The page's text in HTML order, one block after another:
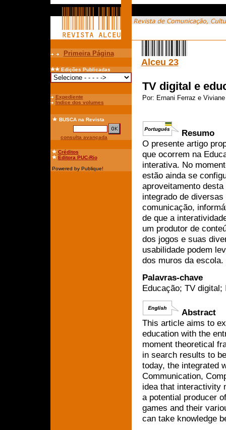
Primeira Página
Edições Publicadas
Expediente
Índice dos volumes
BUSCAna Revista
consulta avançada
Créditos
Editora PUC-Rio
Powered by Publique!
Alceu 23
TV digital e
Por: Ernani Ferraz e
Resumo
O presente artigo
que ocorrem na
interativa. No
estão ainda se
aproveitamento
integrado de
comunicação,
de que a
um produtor de
dos jogos e suas
usabilidade podem
dos muros da escola.
Palavras-chave
Educação; TV
Abstract
This article aims to
education with the
moment theoretical
in search results to
today, the integrated
Communication,
idea that interactivity
a potential producer
games and their
can take knowledge